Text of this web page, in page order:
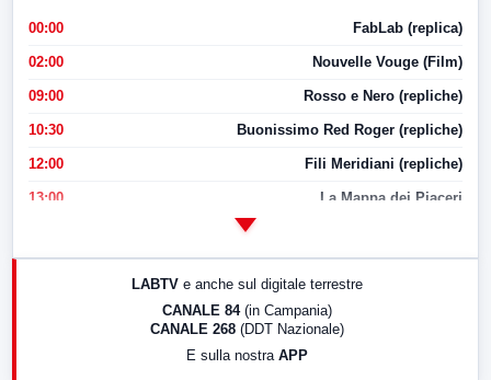
00:00 FabLab (replica)
02:00 Nouvelle Vouge (Film)
09:00 Rosso e Nero (repliche)
10:30 Buonissimo Red Roger (repliche)
12:00 Fili Meridiani (repliche)
13:00 La Mappa dei Piaceri
17:00 LabNews (replica)
LABTV e anche sul digitale terrestre
CANALE 84 (in Campania)
CANALE 268 (DDT Nazionale)
E sulla nostra APP